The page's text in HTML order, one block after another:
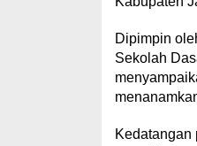
Dipimpin
Sekolah
Kedatangan